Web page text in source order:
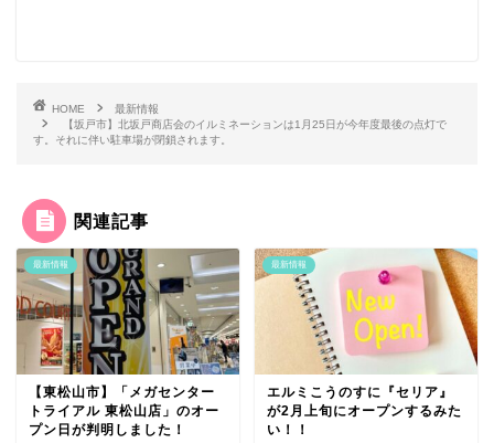
HOME
最新情報
【坂戸市】北坂戸商店会のイルミネーションは1月25日が今年度最後の点灯で
す。それに伴い駐車場が閉鎖されます。
関連記事
最新情報
【東松山市】「メガセンター
トライアル 東松山店」のオー
プン日が判明しました！
最新情報
エルミこうのすに『セリア』
が2月上旬にオープンするみた
い！！